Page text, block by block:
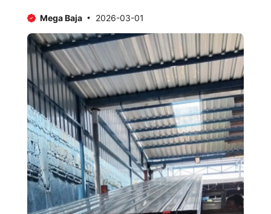
Mega Baja 2026-03-01